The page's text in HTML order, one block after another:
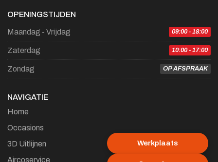
OPENINGSTIJDEN
Maandag - Vrijdag 09:00 - 18:00
Zaterdag 10:00 - 17:00
Zondag OP AFSPRAAK
NAVIGATIE
Home
Occasions
3D Uitlijnen
Aircoservice
Werkplaats